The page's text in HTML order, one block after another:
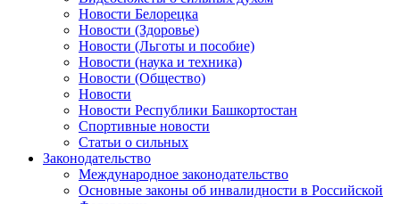
Новости Белорецка
Новости (Здоровье)
Новости (Льготы и пособие)
Новости (наука и техника)
Новости (Общество)
Новости
Новости Республики Башкортостан
Спортивные новости
Статьи о сильных
Законодательство
Международное законодательство
Основные законы об инвалидности в Российской